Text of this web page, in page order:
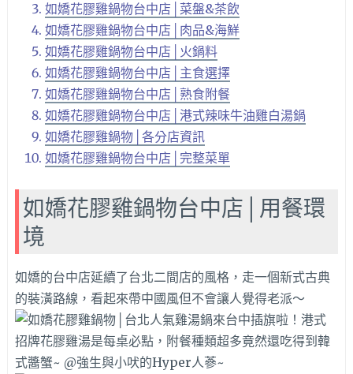
如嬌花膠雞鍋物台中店│菜盤&茶飲
如嬌花膠雞鍋物台中店│肉品&海鮮
如嬌花膠雞鍋物台中店│火鍋料
如嬌花膠雞鍋物台中店│主食選擇
如嬌花膠雞鍋物台中店│熟食附餐
如嬌花膠雞鍋物台中店│港式辣味牛油雞白湯鍋
如嬌花膠雞鍋物│各分店資訊
如嬌花膠雞鍋物台中店│完整菜單
如嬌花膠雞鍋物台中店│用餐環
境
如嬌的台中店延續了台北二間店的風格，走一個新式古典
的裝潢路線，看起來帶中國風但不會讓人覺得老派～